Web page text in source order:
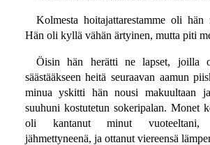
Kolmesta hoitajattarestamme oli
Hän oli kyllä vähän ärtyinen, mutta piti
Öisin hän herätti ne lapset, joilla
säästääkseen heitä seuraavan aamun
minua yskitti hän nousi makuultaan
suuhuni kostutetun sokeripalan. Monet
oli kantanut minut vuoteeltani,
jähmettyneenä, ja ottanut viereensä